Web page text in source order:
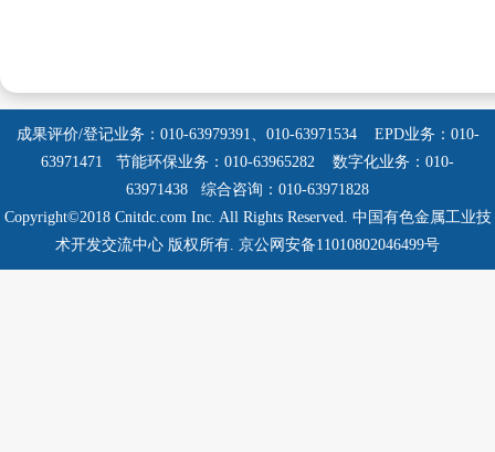
成果评价/登记业务：010-63979391、010-63971534
EPD业务：010-
63971471 节能环保业务：010-63965282
数字化业务：010-
63971438 综合咨询：010-63971828
Copyright©2018 Cnitdc.com Inc. All Rights Reserved. 中国有色金属工业技
术开发交流中心 版权所有. 京公网安备11010802046499号